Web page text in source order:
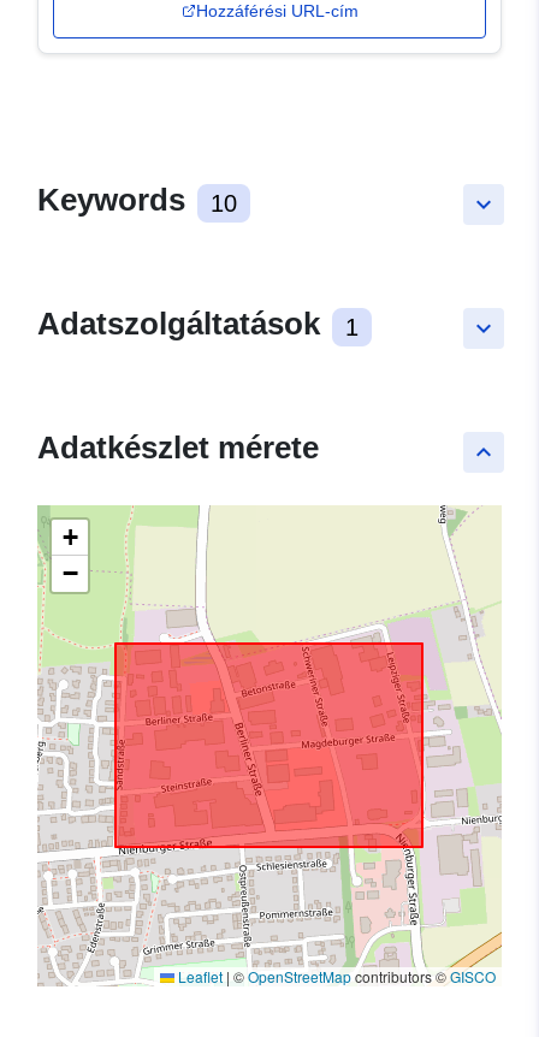
Hozzáférési URL-cím
keyboard_arrow_down
Keywords 10
keyboard_arrow_down
Adatszolgáltatások 1
keyboard_arrow_up
Adatkészlet mérete
+
−
Leaflet | ©OpenStreetMapcontributors ©GISCO